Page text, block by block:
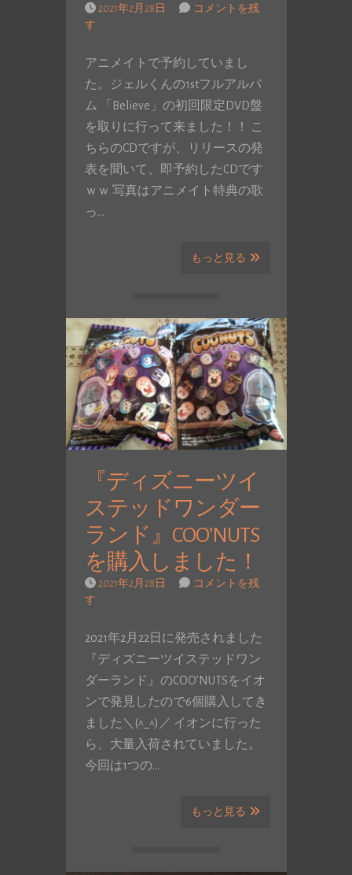
2021年2月28日
コメントを残
す
アニメイトで予約していまし
た。ジェルくんの1stフルアルバ
ム 「Believe」の初回限定DVD盤
を取りに行って来ました！！ こ
ちらのCDですが、リリースの発
表を聞いて、即予約したCDです
ｗｗ 写真はアニメイト特典の歌
っ…
もっと見る
『ディズニーツイ
ステッドワンダー
ランド』COO’NUTS
を購入しました！
2021年2月28日
コメントを残
す
2021年2月22日に発売されました
『ディズニーツイステッドワン
ダーランド』のCOO’NUTSをイオ
ンで発見したので6個購入してき
ました＼(^_^)／ イオンに行った
ら、大量入荷されていました。
今回は1つの…
もっと見る